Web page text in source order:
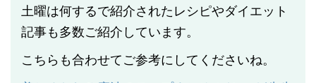
土曜は何するで紹介されたレシピやダイエット
記事も多数ご紹介しています。
こちらも合わせてご参考にしてくださいね。